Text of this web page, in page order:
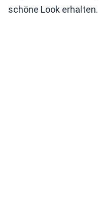
schöne Look erhalten.